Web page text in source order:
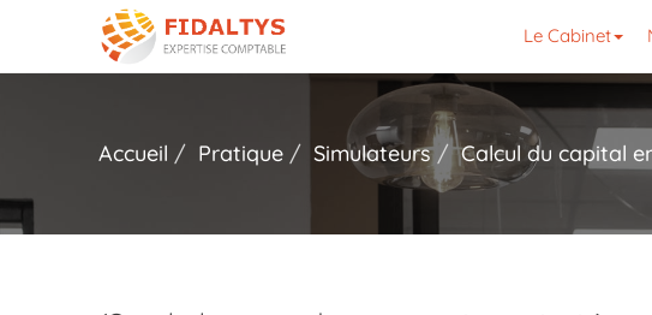
Le Cabinet
Accueil Pratique Simulateurs Calcul du capital